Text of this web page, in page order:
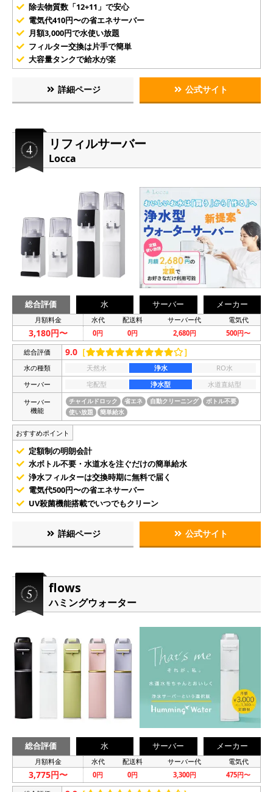
除去物質数「12+11」で安心
電気代410円〜の省エネサーバー
月額3,000円で水使い放題
フィルター交換は片手で簡単
大容量タンクで給水が楽
詳細ページ 公式サイト
リフィルサーバー
Locca
総合評価 水 サーバー メーカー
月額料金 水代 配送料 サーバー代 電気代
3,180円〜 0円 0円 2,680円 500円〜
総合評価 9.0 ［ ］
水の種類 天然水 浄水
RO水
サーバー
宅配型 浄水型
水道直結型
サーバー
機能
チャイルドロック 省エネ 自動クリーニング
ボトル不要
使い放題
簡単給水
おすすめポイント
定額制の明朗会計
水ボトル不要・水道水を注ぐだけの簡単給水
浄水フィルターは交換時期に無料で届く
電気代500円〜の省エネサーバー
UV殺菌機能搭載でいつでもクリーン
詳細ページ 公式サイト
flows
ハミングウォーター
総合評価 水 サーバー メーカー
月額料金 水代 配送料 サーバー代 電気代
3,775円〜 0円 0円 3,300円 475円〜